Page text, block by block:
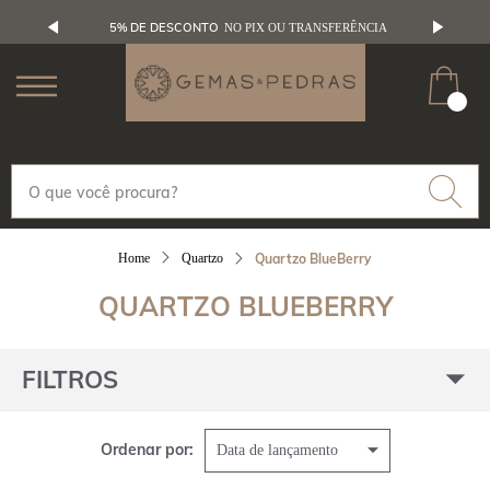
5% DE DESCONTO NO PIX OU TRANSFERÊNCIA
Quartzo Quartzo BlueBerry
QUARTZO BLUEBERRY
FILTROS
Ordenar por: Data de lançamento